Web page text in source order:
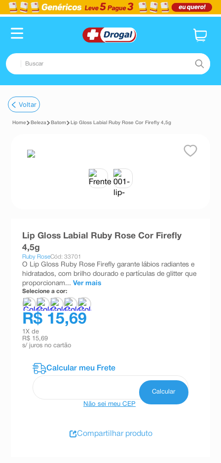
Buscar
1º fralda
dipirona
teste gravidez
absorvente
10ºshampoo
Voltar
Beleza Batom Lip Gloss Labial Ruby Rose Cor Firefly 4,5g
Lip Gloss Labial Ruby Rose Cor Firefly
4,5g
Ruby RoseCód: 33701
O Lip Gloss Ruby Rose Firefly garante lábios radiantes e
hidratados, com brilho dourado e partículas de glitter que
proporcionam... Ver mais
Selecione a cor:
R$ 15,69
1 X de
R$ 15,69
s/ juros no cartão
Não sei meu CEP
Compartilhar produto